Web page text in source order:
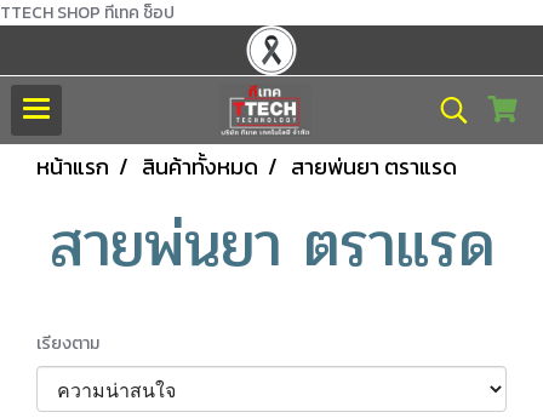
TTECH SHOP ทีเทค ช็อป
หน้าแรก สินค้าทั้งหมด สายพ่นยา ตราแรด
สายพ่นยา ตราแรด
เรียงตาม